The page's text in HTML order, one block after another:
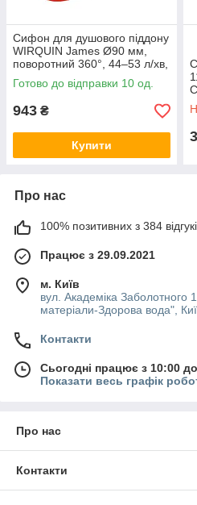
Сифон для душового піддону
WIRQUIN James Ø90 мм,
поворотний 360°, 44–53 л/хв,
хром
Готово до відправки 10 од.
943 ₴
Купити
Про нас
100% позитивних з 384
Працює з 29.09.2021
м. Київ
вул. Академіка Заболотного
матеріали-Здорова вода",
Контакти
Сьогодні працює з 10:00
Показати весь графік
Про нас
Контакти